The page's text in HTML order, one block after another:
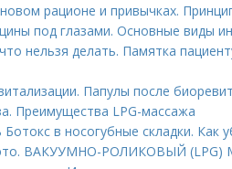
рационе и привычках.
под глазами. Основные виды
нельзя делать. Памятка
Папулы после
Преимущества LPG-массажа
в носогубные складки. Как
это. ВАКУУМНО-РОЛИКОВЫЙ (LPG)